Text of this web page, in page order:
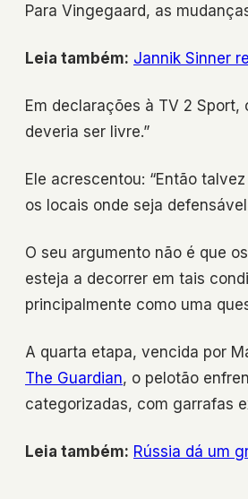
Para Vingegaard, as
Leia também: Jannik Sinner
Em declarações à TV 2
deveria ser livre.”
Ele acrescentou: “Então
os locais onde seja
O seu argumento não é que
esteja a decorrer em tais
principalmente como uma
A quarta etapa, vencida por
The Guardian, o pelotão
categorizadas, com garrafas
Leia também: Rússia dá um